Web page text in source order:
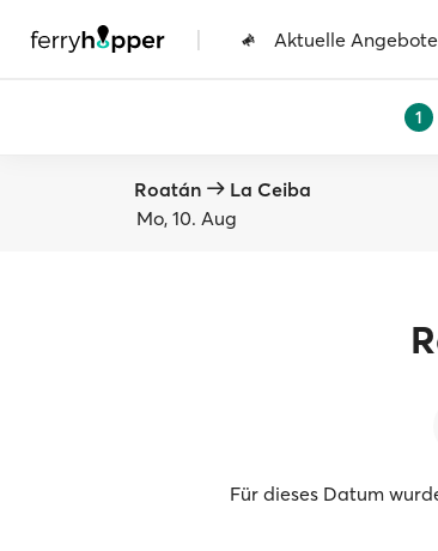
| Aktuelle Angebote
1
Roatán
La Ceiba
Mo, 10. Aug
Für dieses Datum